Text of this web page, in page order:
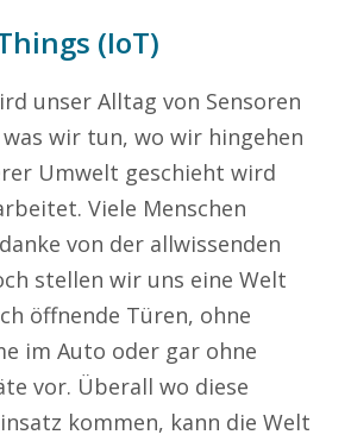
(IoT)
unser Alltag von Sensoren
wir tun, wo wir hingehen
Umwelt geschieht wird
Viele Menschen
von der allwissenden
stellen wir uns eine Welt
öffnende Türen, ohne
im Auto oder gar ohne
vor. Überall wo diese
kommen, kann die Welt